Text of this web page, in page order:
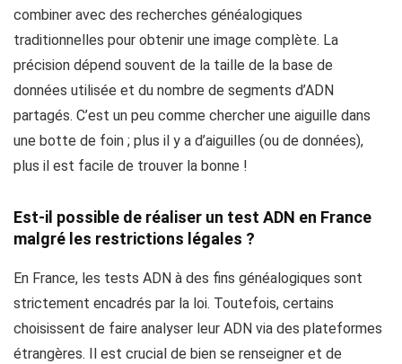
combiner avec des recherches généalogiques
traditionnelles pour obtenir une image complète. La
précision dépend souvent de la taille de la base de
données utilisée et du nombre de segments d’ADN
partagés. C’est un peu comme chercher une aiguille dans
une botte de foin ; plus il y a d’aiguilles (ou de données),
plus il est facile de trouver la bonne !
Est-il possible de réaliser un test ADN en France
malgré les restrictions légales ?
En France, les tests ADN à des fins généalogiques sont
strictement encadrés par la loi. Toutefois, certains
choisissent de faire analyser leur ADN via des plateformes
étrangères. Il est crucial de bien se renseigner et de